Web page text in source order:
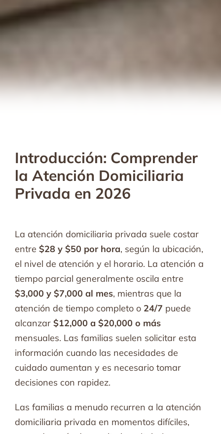
Introducción: Comprender
la Atención Domiciliaria
Privada en 2026
La atención domiciliaria privada suele costar
entre $28 y $50 por hora, según la ubicación,
el nivel de atención y el horario. La atención a
tiempo parcial generalmente oscila entre
$3,000 y $7,000 al mes, mientras que la
atención de tiempo completo o 24/7 puede
alcanzar $12,000 a $20,000 o más
mensuales. Las familias suelen solicitar esta
información cuando las necesidades de
cuidado aumentan y es necesario tomar
decisiones con rapidez.
Las familias a menudo recurren a la atención
domiciliaria privada en momentos difíciles,